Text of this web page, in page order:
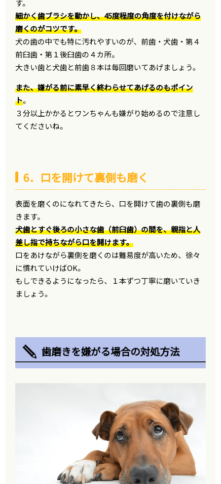
す。
細かく歯ブラシを動かし、45度程度の角度を付けながら
磨くのがコツです。
犬の歯の中でも特に汚れやすいのが、前歯・犬歯・第４
前臼歯・第１後臼歯の４カ所。
大きい歯と犬歯と前歯８本は毎回磨いてあげましょう。
また、嫌がる前に素早く終わらせてあげるのもポイン
ト。
３分以上かかるとワンちゃんも嫌がり始めるので注意し
てくださいね。
6．口を開けて裏側も磨く
表面を磨くのになれてきたら、口を開けて歯の裏側も磨
きます。
犬歯とすぐ後ろの小さな歯（前臼歯）の間を、親指と人
差し指で持ちながら口を開けます。
口をあけながら裏側を磨くのは難易度が高いため、徐々
に慣れていけばOK。
もしできるようになったら、１本ずつ丁寧に磨いていき
ましょう。
歯磨きを嫌がる場合の対処方法